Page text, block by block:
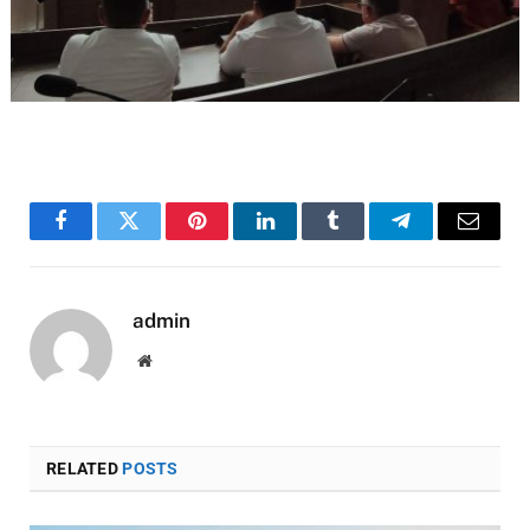
FacebookTwitter PinterestLinkedInTumblr TelegramEmail
admin
Website
RELATEDPOSTS